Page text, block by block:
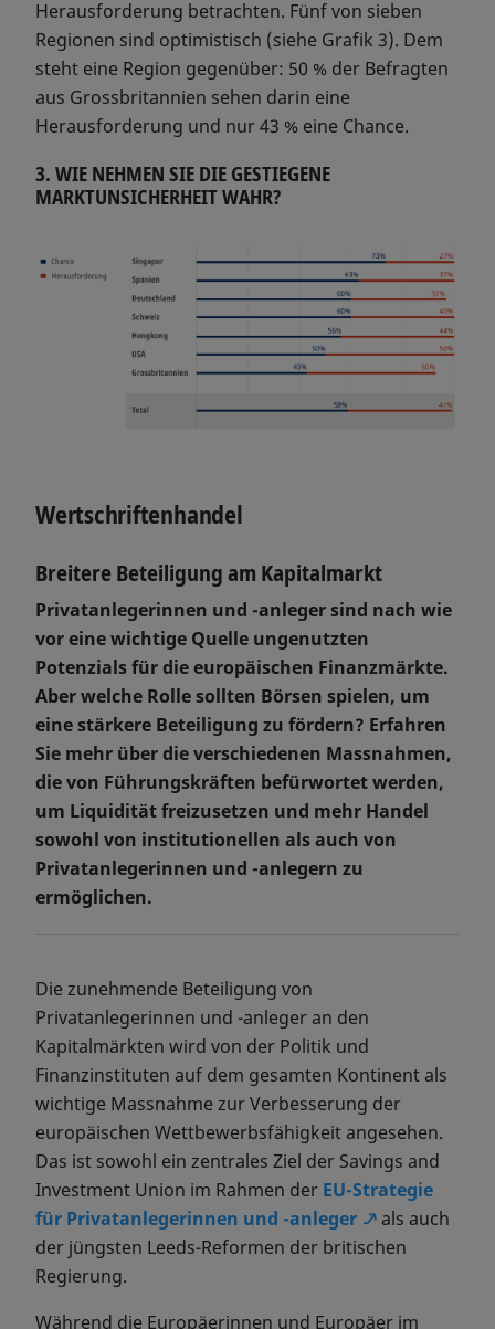
Herausforderung betrachten. Fünf von sieben
Regionen sind optimistisch (siehe Grafik 3). Dem
steht eine Region gegenüber: 50 % der Befragten
aus Grossbritannien sehen darin eine
Herausforderung und nur 43 % eine Chance.
3. WIE NEHMEN SIE DIE GESTIEGENE
MARKTUNSICHERHEIT WAHR?
Wertschriftenhandel
Breitere Beteiligung am Kapitalmarkt
Privatanlegerinnen und -anleger sind nach wie
vor eine wichtige Quelle ungenutzten
Potenzials für die europäischen Finanzmärkte.
Aber welche Rolle sollten Börsen spielen, um
eine stärkere Beteiligung zu fördern? Erfahren
Sie mehr über die verschiedenen Massnahmen,
die von Führungskräften befürwortet werden,
um Liquidität freizusetzen und mehr Handel
sowohl von institutionellen als auch von
Privatanlegerinnen und -anlegern zu
ermöglichen.
Die zunehmende Beteiligung von
Privatanlegerinnen und -anleger an den
Kapitalmärkten wird von der Politik und
Finanzinstituten auf dem gesamten Kontinent als
wichtige Massnahme zur Verbesserung der
europäischen Wettbewerbsfähigkeit angesehen.
Das ist sowohl ein zentrales Ziel der Savings and
Investment Union im Rahmen der EU-Strategie
für Privatanlegerinnen und -anleger
als auch
der jüngsten Leeds-Reformen der britischen
Regierung.
Während die Europäerinnen und Europäer im